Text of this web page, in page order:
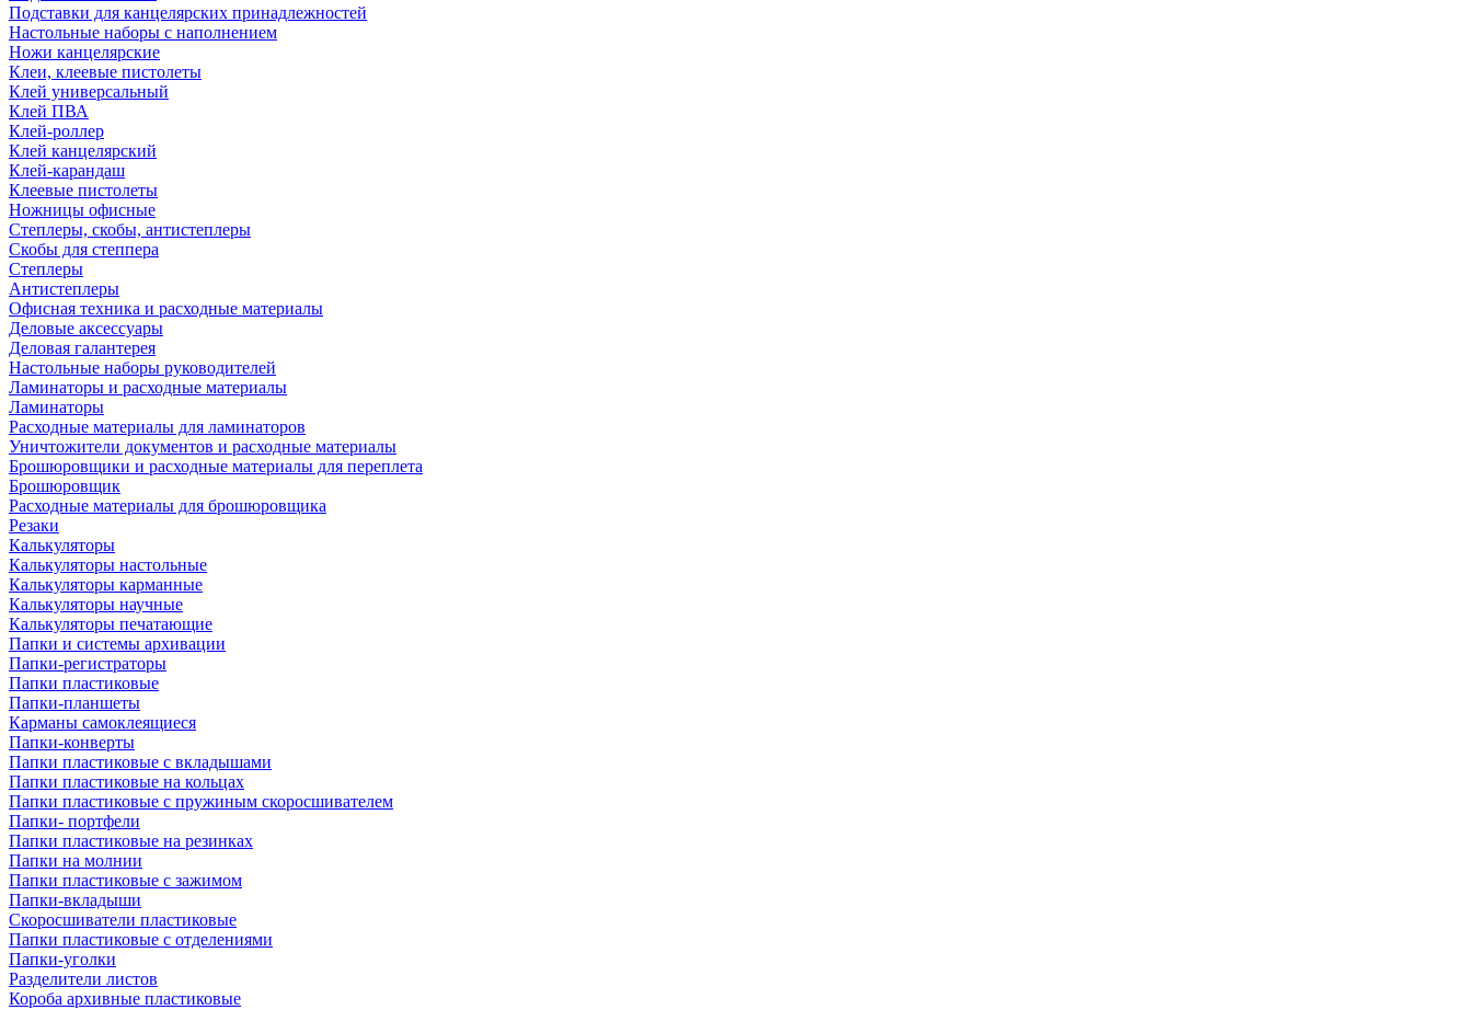
Подставки для канцелярских принадлежностей
Настольные наборы с наполнением
Ножи канцелярские
Клеи, клеевые пистолеты
Клей универсальный
Клей ПВА
Клей-роллер
Клей канцелярский
Клей-карандаш
Клеевые пистолеты
Ножницы офисные
Степлеры, скобы, антистеплеры
Скобы для степпера
Степлеры
Антистеплеры
Офисная техника и расходные материалы
Деловые аксессуары
Деловая галантерея
Настольные наборы руководителей
Ламинаторы и расходные материалы
Ламинаторы
Расходные материалы для ламинаторов
Уничтожители документов и расходные материалы
Брошюровщики и расходные материалы для переплета
Брошюровщик
Расходные материалы для брошюровщика
Резаки
Калькуляторы
Калькуляторы настольные
Калькуляторы карманные
Калькуляторы научные
Калькуляторы печатающие
Папки и системы архивации
Папки-регистраторы
Папки пластиковые
Папки-планшеты
Карманы самоклеящиеся
Папки-конверты
Папки пластиковые с вкладышами
Папки пластиковые на кольцах
Папки пластиковые с пружиным скоросшивателем
Папки- портфели
Папки пластиковые на резинках
Папки на молнии
Папки пластиковые с зажимом
Папки-вкладыши
Скоросшиватели пластиковые
Папки пластиковые с отделениями
Папки-уголки
Разделители листов
Короба архивные пластиковые